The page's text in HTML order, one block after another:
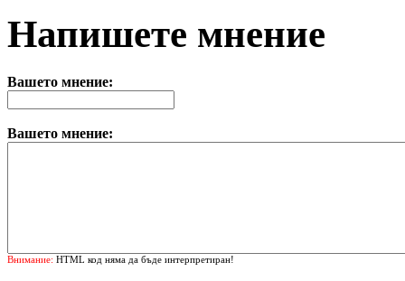
Напишете мнение
Вашето мнение:
Вашето мнение:
Внимание: HTML код няма да бъде интерпретиран!